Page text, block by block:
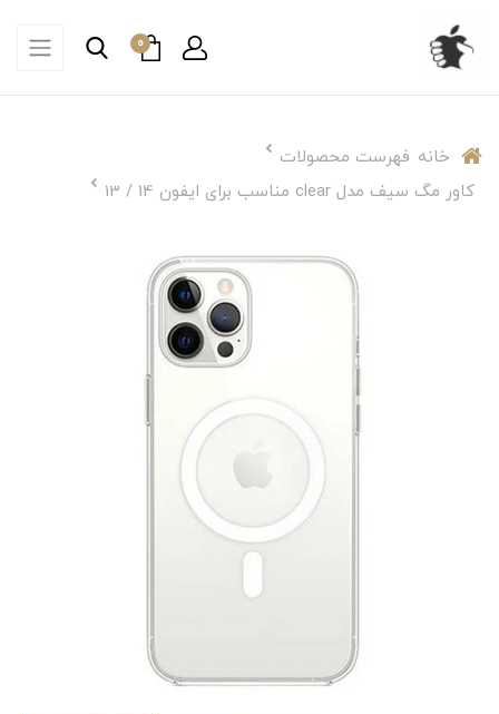
0
خانه فهرست محصولات
کاور مگ سیف مدل clear مناسب برای ایفون 14 / 13